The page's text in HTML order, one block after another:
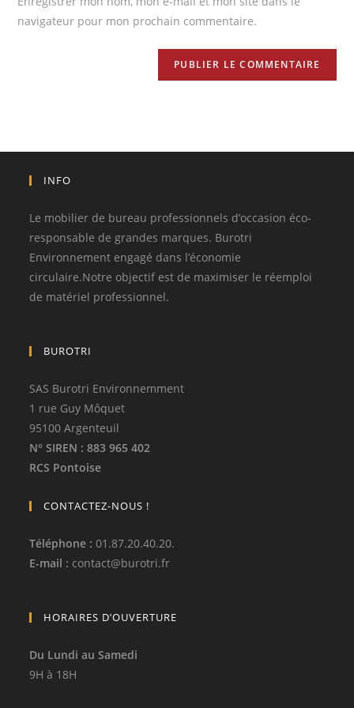
navigateur pour mon prochain commentaire.
INFO
Le mobilier de bureau professionnels d’occasion éco-
responsable de grandes marques. Burotri
Environnement engagé dans l’économie
circulaire.Notre objectif est de maximiser le réemploi
de matériel professionnel.
BUROTRI
SAS Burotri Environnemment
1 rue Guy Môquet
95100 Argenteuil
N° SIREN : 883 965 402
RCS Pontoise
CONTACTEZ-NOUS !
Téléphone :01.87.20.40.20.
E-mail : contact@burotri.fr
HORAIRES D’OUVERTURE
Du Lundi au Samedi
9H à 18H